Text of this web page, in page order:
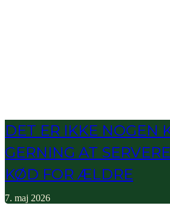
DET ER IKKE NOGEN
GERNING AT
KØD FOR ÆLDRE
7. maj 2026